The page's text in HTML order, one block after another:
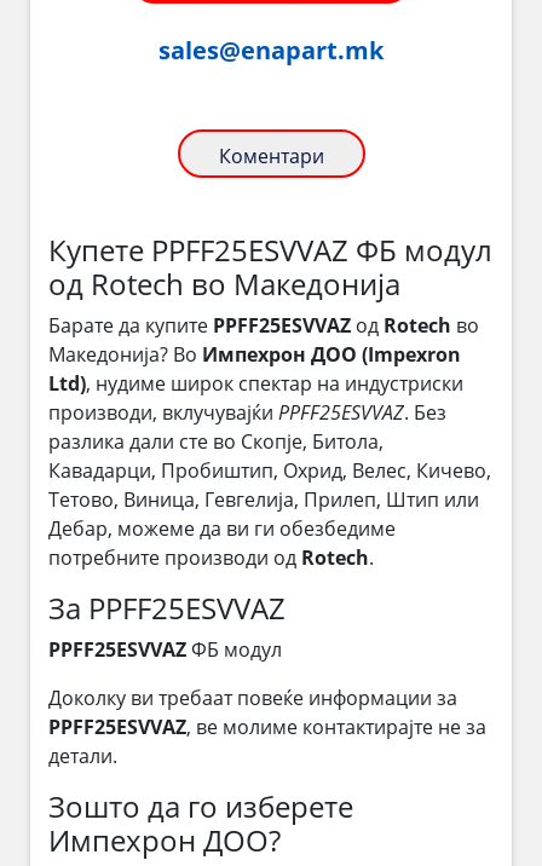
sales@enapart.mk
Коментари
Купете PPFF25ESVVAZ ФБ модул
од Rotech во Македонија
Барате да купите PPFF25ESVVAZ од Rotech во
Македонија? Во Импехрон ДОО (Impexron
Ltd), нудиме широк спектар на индустриски
производи, вклучувајќи PPFF25ESVVAZ. Без
разлика дали сте во Скопје, Битола,
Кавадарци, Пробиштип, Охрид, Велес, Кичево,
Тетово, Виница, Гевгелија, Прилеп, Штип или
Дебар, можеме да ви ги обезбедиме
потребните производи од Rotech.
За PPFF25ESVVAZ
PPFF25ESVVAZФБ модул
Доколку ви требаат повеќе информации за
PPFF25ESVVAZ, ве молиме контактирајте не за
детали.
Зошто да го изберете
Импехрон ДОО?